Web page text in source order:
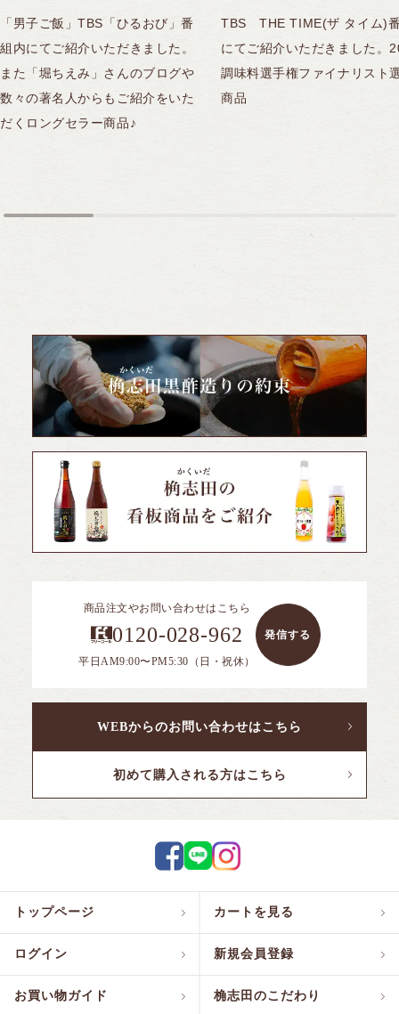
「男子ご飯」TBS「ひるおび」番
組内にてご紹介いただきました。
また「堀ちえみ」さんのブログや
数々の著名人からもご紹介をいた
だくロングセラー商品♪
TBS THE TIME(ザ タイム)
にてご紹介いただきました。
調味料選手権ファイナリスト
商品
商品注文やお問い合わせはこちら
0120-028-962
平日AM9:00〜PM5:30（日・祝休）
発信する
WEBからのお問い合わせはこちら
初めて購入される方はこちら
トップページ カートを見る
ログイン 新規会員登録
お買い物ガイド 桷志田のこだわり